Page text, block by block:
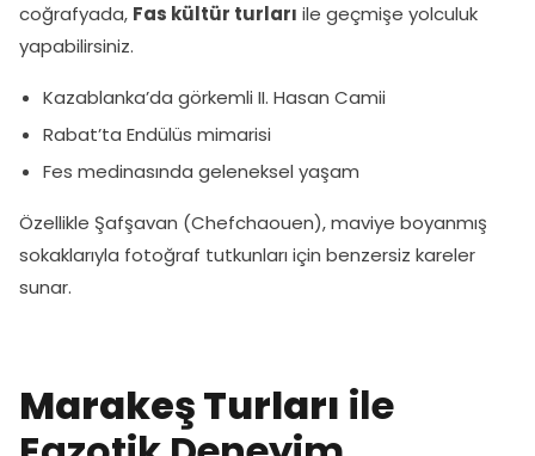
coğrafyada, Fas kültür turları ile geçmişe yolculuk
yapabilirsiniz.
Kazablanka’da görkemli II. Hasan Camii
Rabat’ta Endülüs mimarisi
Fes medinasında geleneksel yaşam
Özellikle Şafşavan (Chefchaouen), maviye boyanmış
sokaklarıyla fotoğraf tutkunları için benzersiz kareler
sunar.
Marakeş Turları ile